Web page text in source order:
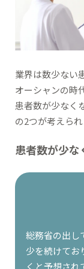
業界は数少ない
オーシャンの時
患者数が少なく
の2つが考えられ
患者数が少な
総務省の出し
少を続けてお
くと予想さ